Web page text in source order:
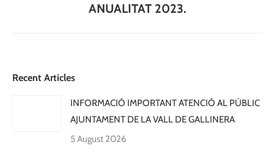
ANUALITAT 2023.
Recent Articles
INFORMACIÓ IMPORTANT ATENCIÓ AL PÚBLIC
AJUNTAMENT DE LA VALL DE GALLINERA
5 August 2026